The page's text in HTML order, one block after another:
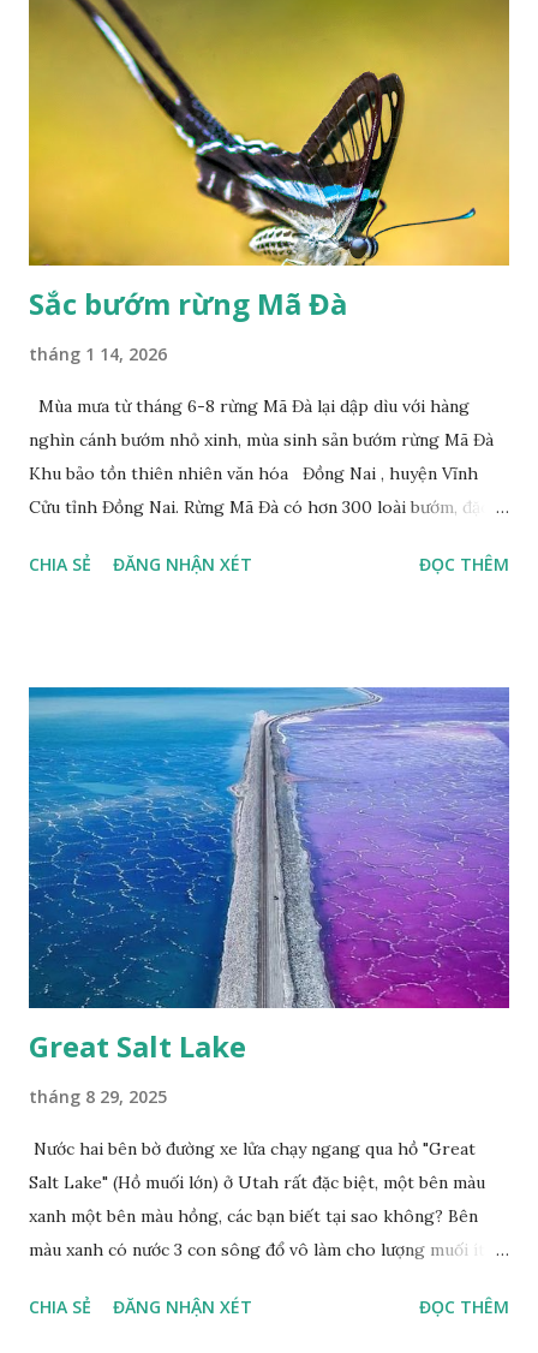
Sắc bướm rừng Mã Đà
tháng 1 14, 2026
Mùa mưa từ tháng 6-8 rừng Mã Đà lại dập dìu với hàng
nghìn cánh bướm nhỏ xinh, mùa sinh sản bướm rừng Mã Đà
Khu bảo tồn thiên nhiên văn hóa Đồng Nai , huyện Vĩnh
Cửu tỉnh Đồng Nai. Rừng Mã Đà có hơn 300 loài bướm, đặc
đuôi trắng (Lamproptera curius) đặc trưng là cái đuôi dài
Happy Việt Nam 2024 Vietnam.vn
CHIA SẺ ĐĂNG NHẬN XÉT ĐỌC THÊM
Great Salt Lake
tháng 8 29, 2025
Nước hai bên bờ đường xe lửa chạy ngang qua hồ "Great
Salt Lake" (Hồ muối lớn) ở Utah rất đặc biệt, một bên màu
xanh một bên màu hồng, các bạn biết tại sao không? Bên
màu xanh có nước 3 con sông đổ vô làm cho lượng muối ít,
biển, nhiều sinh vật thích muối sống ở đây, tạo nên màu
CHIA SẺ ĐĂNG NHẬN XÉT ĐỌC THÊM